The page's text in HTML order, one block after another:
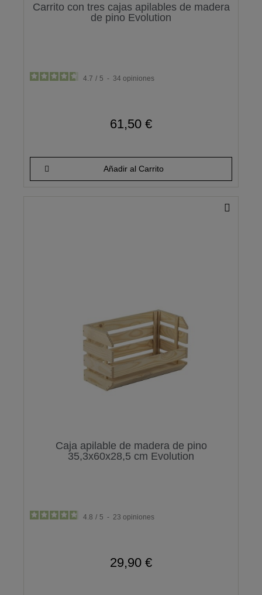
Carrito con tres cajas apilables de madera
de pino Evolution
4.7 / 5 - 34 opiniones
61,50 €
Añadir al Carrito
Caja apilable de madera de pino
35,3x60x28,5 cm Evolution
4.8 / 5 - 23 opiniones
29,90 €